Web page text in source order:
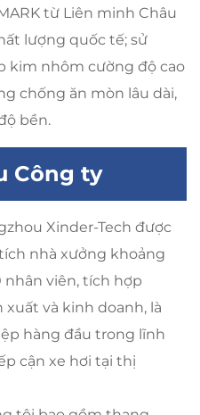
từ Liên minh Châu
lượng quốc tế; sử
kim nhôm cường độ cao
chống ăn mòn lâu dài,
bền.
Công ty
Xinder-Tech được
nhà xưởng khoảng
nhân viên, tích hợp
và kinh doanh, là
hàng đầu trong lĩnh
cận xe hơi tại thị